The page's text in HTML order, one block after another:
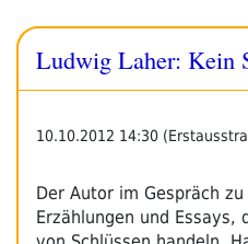
Ludwig Laher: Kein
10.10.2012 14:30
Der Autor im Gespräch zu
Erzählungen und Essays,